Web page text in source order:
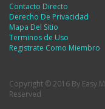
Contacto Directo
Derecho De Privacidad
Mapa Del Sitio
Terminos de Uso
Registrate Como Miembro
Copyright © 2016 By Easy
Reserved